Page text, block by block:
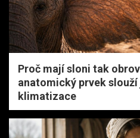
Proč mají sloni tak
anatomický prvek
klimatizace